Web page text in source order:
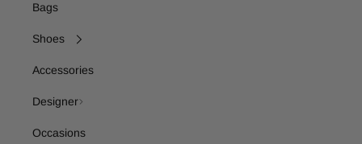
Bags
Shoes
Accessories
Designer
Occasions